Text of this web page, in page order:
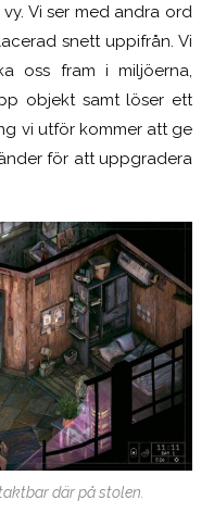
Vi ser med andra ord
snett uppifrån. Vi
oss fram i miljöerna,
objekt samt löser ett
vi utför kommer att ge
för att uppgradera
där på stolen.